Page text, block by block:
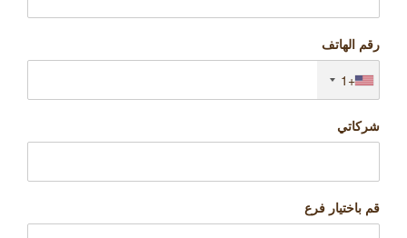
رقم الهاتف
+1
شركاتي
قم باختيار فرع